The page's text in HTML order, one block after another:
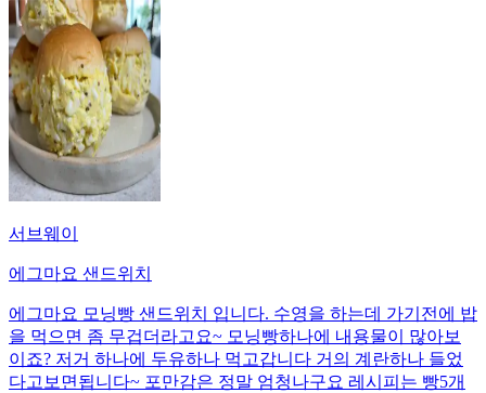
서브웨이
에그마요 샌드위치
에그마요 모닝빵 샌드위치 입니다. 수영을 하는데 가기전에 밥
을 먹으면 좀 무겁더라고요~ 모닝빵하나에 내용물이 많아보
이죠? 저거 하나에 두유하나 먹고갑니다 거의 계란하나 들었
다고보면됩니다~ 포만감은 정말 엄청나구요 레시피는 빵5개